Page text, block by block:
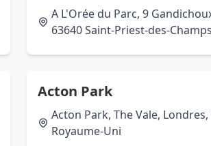
A L'Orée du Parc, 9
63640 Saint-Priest-des-
Acton Park
Acton Park, The Vale, Londres,
Royaume-Uni